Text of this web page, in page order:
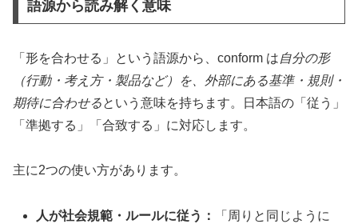
語源から読み解く意味
「形を合わせる」という語源から、conform は自分の形
（行動・考え方・製品など）を、外部にある基準・規則・
期待に合わせるという意味を持ちます。日本語の「従う」
「準拠する」「合致する」に対応します。
主に2つの使い方があります。
人が社会規範・ルールに従う：
「周りと同じように